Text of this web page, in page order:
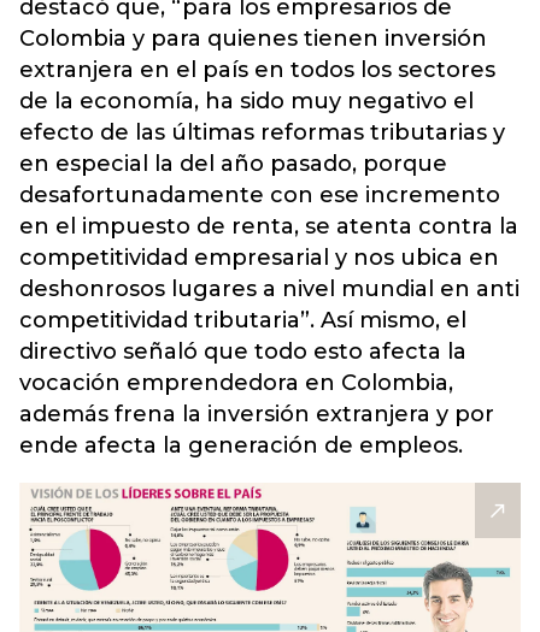
destacó que, “para los empresarios de
Colombia y para quienes tienen inversión
extranjera en el país en todos los sectores
de la economía, ha sido muy negativo el
efecto de las últimas reformas tributarias y
en especial la del año pasado, porque
desafortunadamente con ese incremento
en el impuesto de renta, se atenta contra la
competitividad empresarial y nos ubica en
deshonrosos lugares a nivel mundial en anti
competitividad tributaria”. Así mismo, el
directivo señaló que todo esto afecta la
vocación emprendedora en Colombia,
además frena la inversión extranjera y por
ende afecta la generación de empleos.